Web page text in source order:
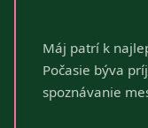
Máj patrí k
Počasie býva
spoznávanie